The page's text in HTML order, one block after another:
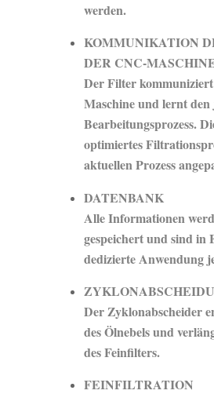
werden.
KOMMUNIKATION
DER CNC-
Der Filter
Maschine und lernt den
Bearbeitungsprozess.
optimiertes
aktuellen Prozess
DATENBANK
Alle Informationen
gespeichert und sind in
dedizierte Anwendung
Der Zyklonabscheider
des Ölnebels und
des Feinfilters.
FEINFILTRATION